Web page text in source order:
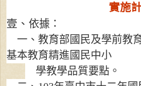
實施
壹、 依據：
一、教育部國民及學前教
基本教育精進國民中小
學教學品質要點。